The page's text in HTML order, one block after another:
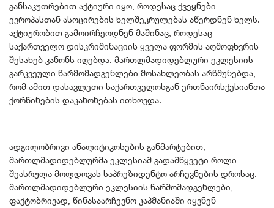
განსაკუთრებით აქტიური იყო, როდესაც ქვეყნები
ევროპასთან ასოცირების ხელშეკრულებას აწერდნენ ხელს.
აქტიურობით გამოირჩეოდნენ მაშინაც, როდესაც
საქართველო დისკრიმინაციის ყველა ფორმის აღმოფხვრის
შესახებ კანონს იღებდა. მართლმადიდებლური ეკლესიის
გარკვეული წარმომადგენლები მოსახლეობას არწმუნებდა,
რომ ამით დასავლეთი საქართველოსგან ერთნაირსქესიანთა
ქორწინების დაკანონებას ითხოვდა.
ადგილობრივი ანალიტიკოსების განმარტებით,
მართლმადიდებლურმა ეკლესიამ გადამწყვეტი როლი
შეასრულა მოლდოვას საპრეზიდენტო არჩევნების დროსაც.
მართლმადიდებლური ეკლესიის წარმომადგენლები,
ფაქტობრივად, წინასაარჩევნო კაპმანიაში იყვნენ